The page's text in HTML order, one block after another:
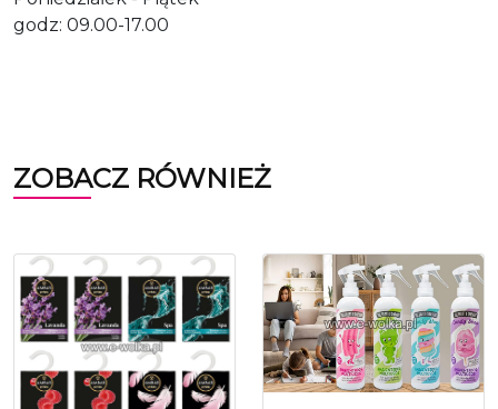
godz: 09.00-17.00
ZOBACZ RÓWNIEŻ